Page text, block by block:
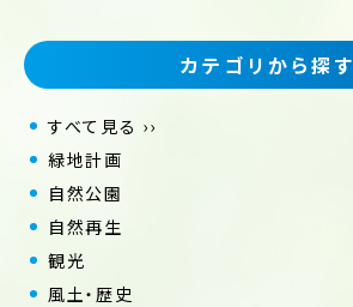
カテゴリから探す
すべて見る ››
緑地計画
自然公園
自然再生
観光
風土・歴史